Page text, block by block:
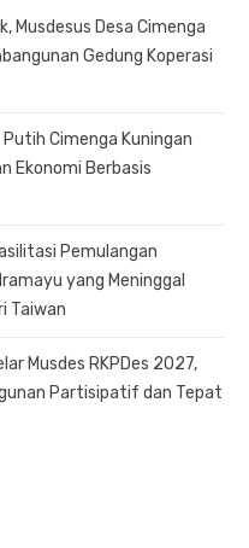
Musdesus Desa Cimenga
Gedung Koperasi
Putih Cimenga Kuningan
Ekonomi Berbasis
Pemulangan
yang Meninggal
Taiwan
Musdes RKPDes 2027,
Partisipatif dan Tepat